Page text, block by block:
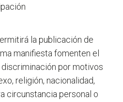
la publicación de
manifiesta fomenten el
por motivos
religión, nacionalidad,
circunstancia personal o